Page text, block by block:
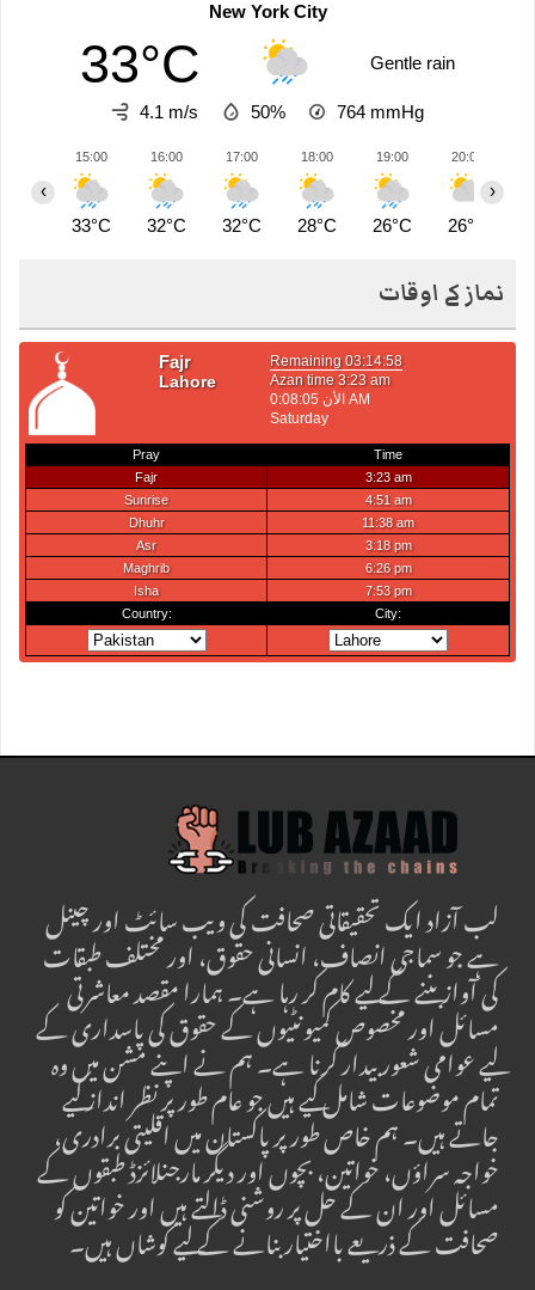
New York City
33°C Gentle rain
4.1 m/s 50% 764 mmHg
15:00
33°C
16:00
32°C
17:00
32°C
18:00
28°C
19:00
26°C
20:00
26°C
‹ ›
نماز کے اوقات
لب آزاد ایک تحقیقاتی صحافت کی ویب سائٹ اور چینل
ہے جو سماجی انصاف، انسانی حقوق، اور مختلف طبقات
کی آواز بننے کے لیے کام کر رہا ہے۔ ہمارا مقصد معاشرتی
مسائل اور مخصوص کمیونٹیوں کے حقوق کی پاسداری کے
لیے عوامی شعور بیدار کرنا ہے۔ ہم نے اپنے مشن میں وہ
تمام موضوعات شامل کیے ہیں جو عام طور پر نظر انداز کیے
جاتے ہیں۔ ہم خاص طور پر پاکستان میں اقلیتی برادری،
خواجہ سراؤں، خواتین، بچوں اور دیگر مارجنلائزڈ طبقوں کے
مسائل اور ان کے حل پر روشنی ڈالتے ہیں اور خواتین کو
صحافت کے ذریعے بااختیار بنانے کے لیے کوشاں ہیں۔